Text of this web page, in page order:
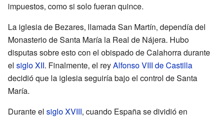
impuestos, como si solo fueran quince.
La iglesia de Bezares, llamada San Martín, dependía del
Monasterio de Santa María la Real de Nájera. Hubo
disputas sobre esto con el obispado de Calahorra durante
el siglo XII. Finalmente, el reyAlfonso VIII de Castilla
decidió que la iglesia seguiría bajo el control de Santa
María.
Durante el siglo XVIII, cuando España se dividió en